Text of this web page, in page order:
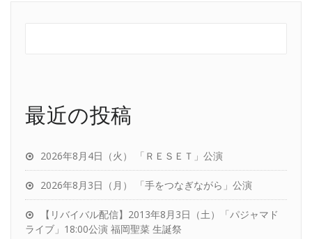
最近の投稿
2026年8月4日（火） 「ＲＥＳＥＴ」公演
2026年8月3日（月） 「手をつなぎながら」公演
【リバイバル配信】2013年8月3日（土）「パジャマド
ライブ」18:00公演 福岡聖菜 生誕祭